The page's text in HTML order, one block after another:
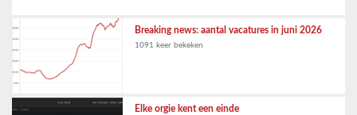
Breaking news: aantal vacatures in juni 2026
1091 keer bekeken
Elke orgie kent een einde